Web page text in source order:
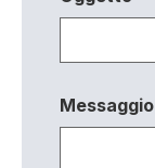
Messaggio